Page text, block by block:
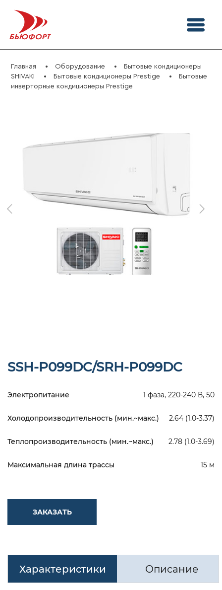
Главная Оборудование
Бытовые кондиционеры
SHIVAKI
Бытовые кондиционеры Prestige
Бытовые
инверторные кондиционеры Prestige
SSH-P099DC/SRH-P099DC
Электропитание 1 фаза, 220-240 В, 50
Холодопроизводительность (мин.~макс.) 2.64 (1.0-3.37)
Теплопроизводительность (мин.~макс.) 2.78 (1.0-3.69)
Максимальная длина трассы 15 м
ЗАКАЗАТЬ
Характеристики Описание